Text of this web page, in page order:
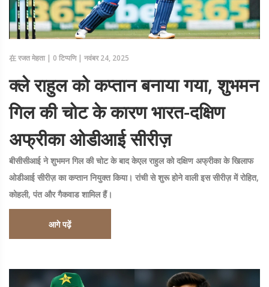
在रजत मेहता| 0 टिप्पणि| नवंबर 24, 2025
क्ले राहुल को कप्तान बनाया गया, शुभमन
गिल की चोट के कारण भारत-दक्षिण
अफ्रीका ओडीआई सीरीज़
बीसीसीआई ने शुभमन गिल की चोट के बाद केएल राहुल को दक्षिण अफ्रीका के खिलाफ
ओडीआई सीरीज़ का कप्तान नियुक्त किया। रांची से शुरू होने वाली इस सीरीज़ में रोहित,
कोहली, पंत और गैकवाड शामिल हैं।
आगे पढ़ें